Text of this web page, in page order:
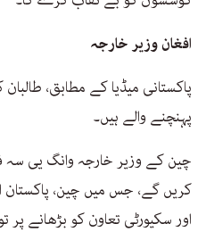
افغان وزیر خارجہ
پاکستانی میڈیا کے مطابق،
پہنچنے والے ہیں۔
چین کے وزیر خارجہ وانگ یی سہ
کریں گے، جس میں چین، پاکستان
اور سکیورٹی تعاون کو بڑھانے